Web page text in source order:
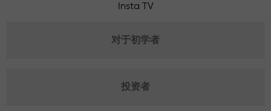
Insta TV
对于初学者
投资者